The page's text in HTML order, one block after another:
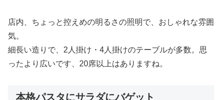
店内、ちょっと控えめの明るさの照明で、おしゃれな雰囲
気。
細長い造りで、2人掛け・4人掛けのテーブルが多数。思
ったより広いです、20席以上はありますね。
本格パスタにサラダにバゲット